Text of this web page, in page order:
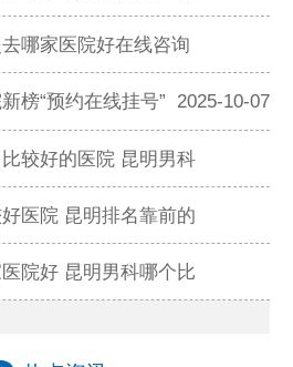
2025-10-11
哪家医院好在线咨询
2025-10-09
榜“预约在线挂号” 2025-10-07
较好的医院 昆明男科
2025-10-06
医院 昆明排名靠前的
2025-10-05
院好 昆明男科哪个比